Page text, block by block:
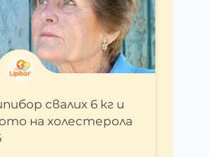
свалих 6 кг и
на холестерола